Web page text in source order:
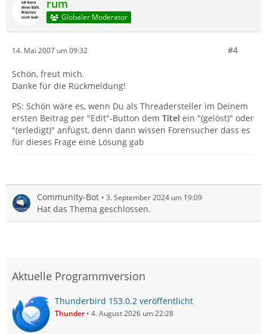
rum
Globaler Moderator
14. Mai 2007 um 09:32 #4
Schön, freut mich.
Danke für die Rückmeldung!
PS: Schön wäre es, wenn Du als Threadersteller im Deinem
ersten Beitrag per "Edit"-Button dem Titel ein "(gelöst)" oder
"(erledigt)" anfügst, denn dann wissen Forensucher dass es
für dieses Frage eine Lösung gab
Community-Bot 3. September 2024 um 19:09
Hat das Thema geschlossen.
Aktuelle Programmversion
Thunderbird 153.0.2 veröffentlicht
Thunder 4. August 2026 um 22:28